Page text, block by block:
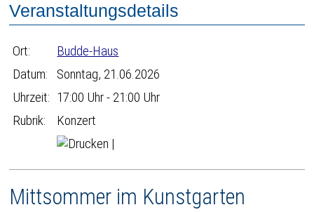
Veranstaltungsdetails
Ort:
Budde-Haus
Datum:
Sonntag, 21.06.2026
Uhrzeit: 17:00 Uhr - 21:00 Uhr
Rubrik:
Konzert
|
Mittsommer im Kunstgarten